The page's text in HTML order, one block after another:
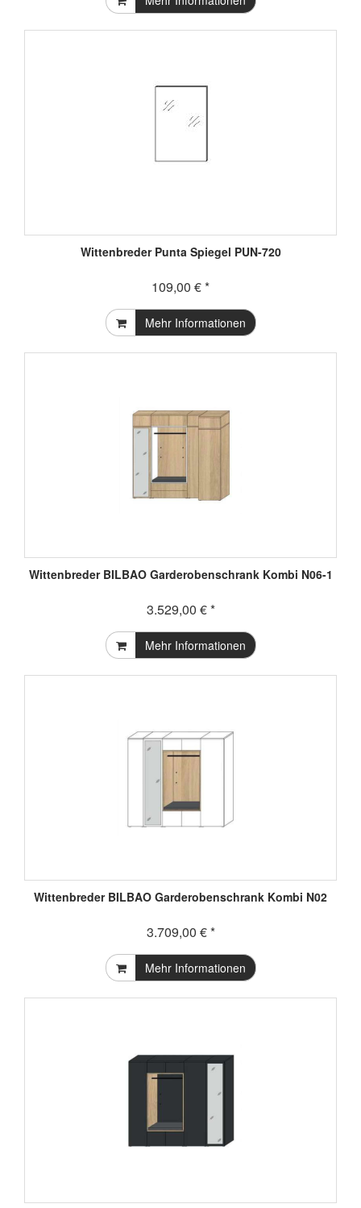
Wittenbreder Punta Spiegel PUN-720
109,00 € *
Mehr Informationen
Wittenbreder BILBAO Garderobenschrank Kombi N06-1
3.529,00 € *
Mehr Informationen
Wittenbreder BILBAO Garderobenschrank Kombi N02
3.709,00 € *
Mehr Informationen